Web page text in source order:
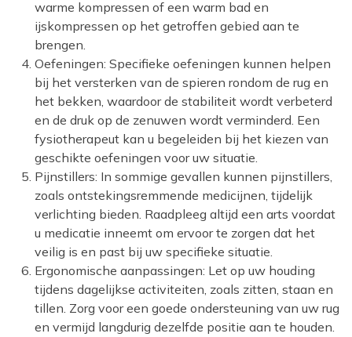
warme kompressen of een warm bad en
ijskompressen op het getroffen gebied aan te
brengen.
Oefeningen: Specifieke oefeningen kunnen helpen
bij het versterken van de spieren rondom de rug en
het bekken, waardoor de stabiliteit wordt verbeterd
en de druk op de zenuwen wordt verminderd. Een
fysiotherapeut kan u begeleiden bij het kiezen van
geschikte oefeningen voor uw situatie.
Pijnstillers: In sommige gevallen kunnen pijnstillers,
zoals ontstekingsremmende medicijnen, tijdelijk
verlichting bieden. Raadpleeg altijd een arts voordat
u medicatie inneemt om ervoor te zorgen dat het
veilig is en past bij uw specifieke situatie.
Ergonomische aanpassingen: Let op uw houding
tijdens dagelijkse activiteiten, zoals zitten, staan en
tillen. Zorg voor een goede ondersteuning van uw rug
en vermijd langdurig dezelfde positie aan te houden.